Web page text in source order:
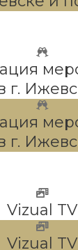
г.
г.
Vizual TV
Vizual TV